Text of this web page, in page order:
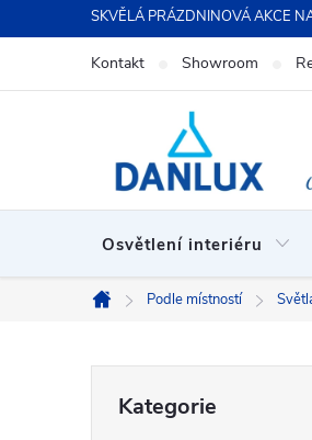
na
SKVĚLÁ PRÁZDNINOVÁ AKCE
Kontakt Showroom
Osvětlení interiéru
Domů
Podle místností
kategorie
Kategorie